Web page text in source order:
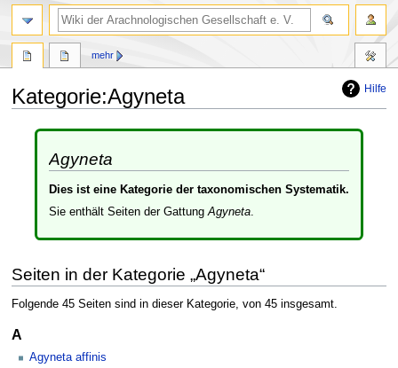
Hilfe
Kategorie:Agyneta
springen
springenAgyneta
Dies ist eine Kategorie der taxonomischen Systematik.
Sie enthält Seiten der GattungAgyneta.
Seiten in der Kategorie „Agyneta“
Folgende 45 Seiten sind in dieser Kategorie, von 45 insgesamt.
A
Agyneta affinis
mehr